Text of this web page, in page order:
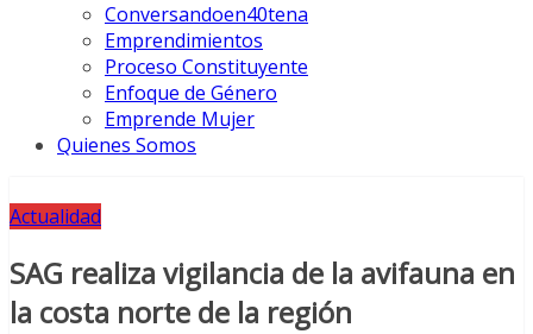
Conversandoen40tena
Emprendimientos
Proceso Constituyente
Enfoque de Género
Emprende Mujer
Quienes Somos
Actualidad
SAG realiza vigilancia de la avifauna en
la costa norte de la región